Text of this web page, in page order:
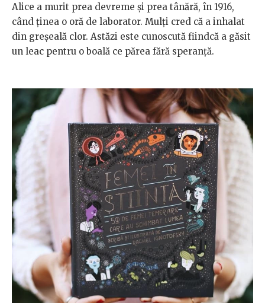
Alice a murit prea devreme și prea tânără, în 1916,
când ținea o oră de laborator. Mulți cred că a inhalat
din greșeală clor. Astăzi este cunoscută fiindcă a găsit
un leac pentru o boală ce părea fără speranță.